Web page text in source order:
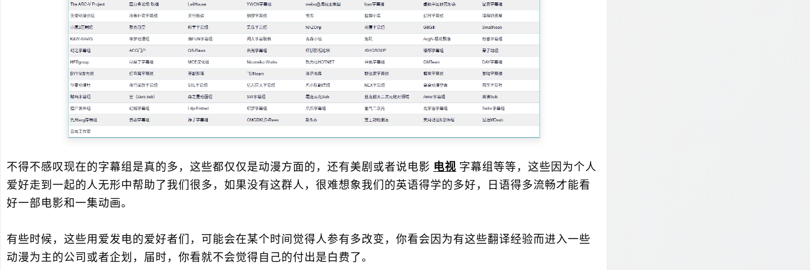
不得不感叹现在的字幕组是真的多，这些都仅仅是动漫方面的，还有美剧或者说电影 电视 字幕组等等，这些因为个人
爱好走到一起的人无形中帮助了我们很多，如果没有这群人，很难想象我们的英语得学的多好，日语得多流畅才能看
好一部电影和一集动画。
有些时候，这些用爱发电的爱好者们，可能会在某个时间觉得人参有多改变，你看会因为有这些翻译经验而进入一些
动漫为主的公司或者企划，届时，你看就不会觉得自己的付出是白费了。